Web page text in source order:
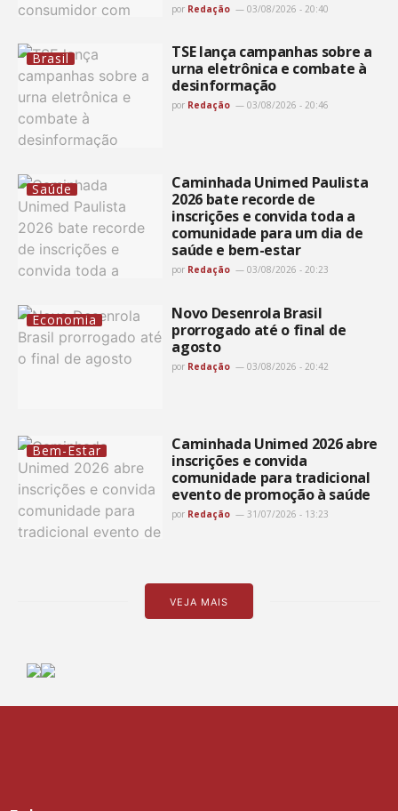
por Redação 03/08/2026 - 20:40
Brasil
TSE lança campanhas sobre a
urna eletrônica e combate à
desinformação
por Redação 03/08/2026 - 20:46
Saúde
Caminhada Unimed Paulista
2026 bate recorde de
inscrições e convida toda a
comunidade para um dia de
saúde e bem-estar
por Redação 03/08/2026 - 20:23
Economia
Novo Desenrola Brasil
prorrogado até o final de
agosto
por Redação 03/08/2026 - 20:42
Bem-Estar
Caminhada Unimed 2026 abre
inscrições e convida
comunidade para tradicional
evento de promoção à saúde
por Redação 31/07/2026 - 13:23
VEJA MAIS